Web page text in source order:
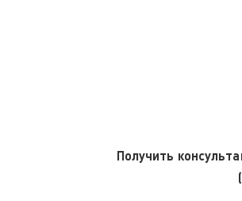
Получить